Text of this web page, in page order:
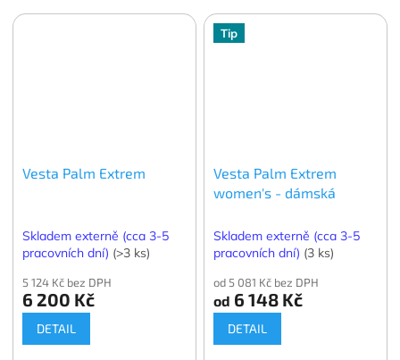
Vesta Palm Extrem
Skladem externě (cca 3-5
pracovních dní) (>3 ks)
5 124 Kč bez DPH
6 200 Kč
DETAIL
Tip
Vesta Palm Extrem
women's - dámská
Skladem externě (cca 3-5
pracovních dní) (3 ks)
od 5 081 Kč bez DPH
od 6 148 Kč
DETAIL